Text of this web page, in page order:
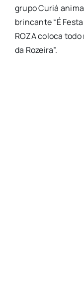
grupo Curiá
brincante “É
ROZA coloca
da Rozeira”.